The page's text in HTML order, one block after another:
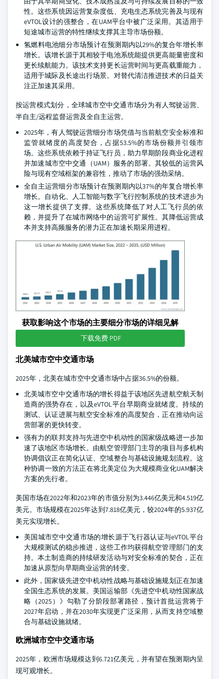
性。这些系统因运营复杂度低、充电生态系统完善及与现有
eVTOL设计的强整合，在UAM平台中被广泛采用。其适用于
短途城市运营的特性继续支撑其主导市场份额。
氢燃料电池细分市场预计在预测期内以29%的复合年增长率
增长。该增长源于其相较于电池系统能提供更高能量密度和
更长续航能力。该技术支持更长运营时间与更高载重能力，
适用于城际及长途出行场景。对替代清洁推进技术的日益关
注正加速其采用。
按运营模式划分，全球城市空中交通市场分为有人驾驶运营、
半自主/远程监督运营及全自主运营。
2025年，有人驾驶运营细分市场凭借与当前航空安全标准和
监管就绪度的高度契合，占据53.5%的市场份额并引领市
场。这些系统依赖于持证飞行员，助力早期阶段商业化进程
并加速城市空中交通（UAM）服务的部署。其较低的运营风
险与现有空域框架的兼容性，推动了市场的强劲采纳。
全自主运营细分市场预计在预测期内以37%的年复合增长率
增长。自动化、人工智能与数字飞行控制系统的技术进步为
这一增长提供了支撑。这些系统降低了对人工飞行员的依
赖，并提升了在城市网络中的运营可扩展性。其降低运营成
本并支持高频服务的潜力正在加速长期采用进程。
获取影响这个市场的主要细分市场的详细见解
下载免费 PDF
北美城市空中交通市场
2025年，北美在城市空中交通市场中占据36.5%的份额。
北美城市空中交通市场的增长得益于该地区先进航空航天制
造商的强势存在，以及eVTOL平台早期商业就绪度。持续的
测试、认证进展与航空安全标准的高度契合，正在推动向运
营部署的更快转变。
强有力的联邦支持与先进空中机动性的国家级战略进一步加
速了该地区市场增长。由航空管理部门主导的项目与多机构
协调倡议正在简化认证、空域整合与基础设施规划流程。这
种协调一致的方法正在将北美定位为大规模商业化UAM解决
方案的先行者。
美国市场在2022年和2023年的市值分别为3.446亿美元和4.519亿
美元。市场规模在2025年达到7.818亿美元，较2024年的5.937亿
美元实现增长。
美国城市空中交通市场的增长源于飞行器认证与eVTOL平台
大规模测试的稳步推进，这些工作均获得航空管理部门的支
持。本土制造商的持续研发活动与对安全标准的契合，正在
加速从原型向早期商业运营的转变。
此外，国家级先进空中机动性战略与基础设施规划正在加速
全国生态系统的发展。美国运输部《先进空中机动性国家战
略（2025）》勾勒了分阶段部署路径，预计首批运营将于
2027年启动，并在2030年实现更广泛采用，从而支持空域整
合与基础设施就绪。
欧洲城市空中交通市场
2025年，欧洲市场规模达到6.721亿美元，并有望在预测期内呈
现可观增长。